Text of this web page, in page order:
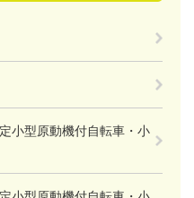
小型原動機付自転車・小